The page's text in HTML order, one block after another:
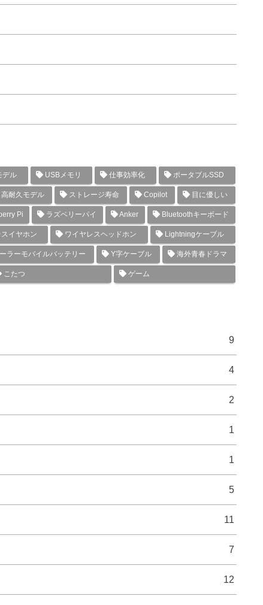
ル USBメモリ 仕事効率化 ポータブルSSD
高耐久モデル ストレージ寿命 Copilot 目に優しい
Pi ラズベリーパイ Anker Bluetoothキーボード
イヤホン ワイヤレスヘッドホン Lightningケーブル
ラーモバイルバッテリー Y字ケーブル 海外青春ドラマ
こたつ ゲーム
9
4
2
1
1
5
11
7
12